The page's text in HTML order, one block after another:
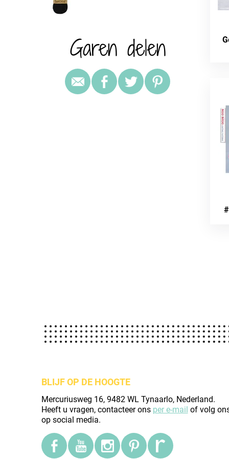
Garen delen
BLIJF OP DE HOOGTE
Mercuriusweg 16, 9482 WL Tynaarlo, Nederland.
Heeft u vragen, contacteer ons per e-mail of volg
op social media.